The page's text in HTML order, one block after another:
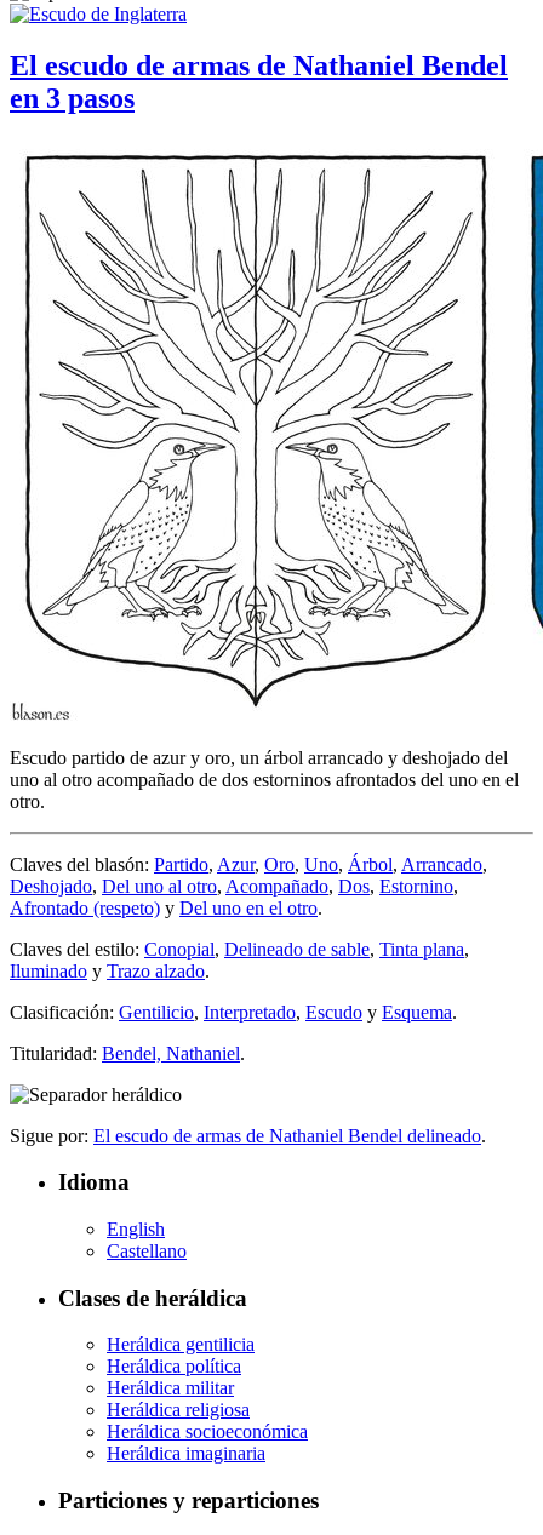
El escudo de armas de Nathaniel Bendel
en 3 pasos
Escudo partido de azur y oro, un árbol arrancado y deshojado del
uno al otro acompañado de dos estorninos afrontados del uno en el
otro.
Claves del blasón: Partido, Azur, Oro, Uno, Árbol, Arrancado,
Deshojado, Del uno al otro, Acompañado, Dos, Estornino,
Afrontado (respeto) y Del uno en el otro.
Claves del estilo: Conopial, Delineado de sable, Tinta plana,
Iluminado y Trazo alzado.
Clasificación: Gentilicio, Interpretado, Escudo y Esquema.
Titularidad: Bendel, Nathaniel.
Sigue por: El escudo de armas de Nathaniel Bendel delineado.
Idioma
English
Castellano
Clases de heráldica
Heráldica gentilicia
Heráldica política
Heráldica militar
Heráldica religiosa
Heráldica socioeconómica
Heráldica imaginaria
Particiones y reparticiones